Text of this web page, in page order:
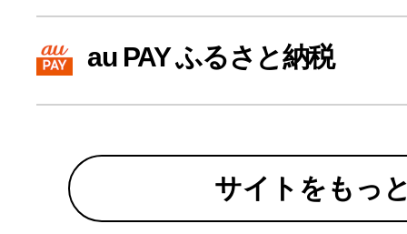
寄付上限額シミュレーション
給与所得者版
副業・パラレルワーカー
au PAY ふるさと納税
サイトをもっ